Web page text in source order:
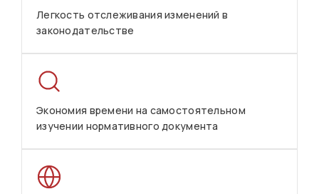
Легкость отслеживания изменений в
законодательстве
Экономия времени на самостоятельном
изучении нормативного документа